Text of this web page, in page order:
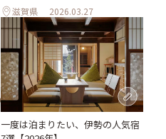
滋賀県 2026.03.27
一度は泊まりたい、伊勢の人気宿